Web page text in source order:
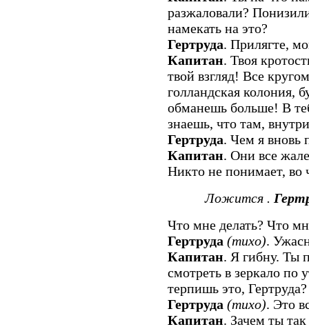
разжаловали?
намекать на это?
Гертруда. Прилягте,
Капитан. Твоя
твой взгляд! Все
голландская колония,
обманешь больше! В
знаешь, что там,
Гертруда. Чем я вновь
Капитан. Они все
Никто не понимает, во
Ложится .
Что мне делать? Что
Гертруда (тихо).
Капитан. Я гибну. Ты
смотреть в зеркало по
терпишь это, Гертруда?
Гертруда (тихо). Это
Капитан. Зачем ты